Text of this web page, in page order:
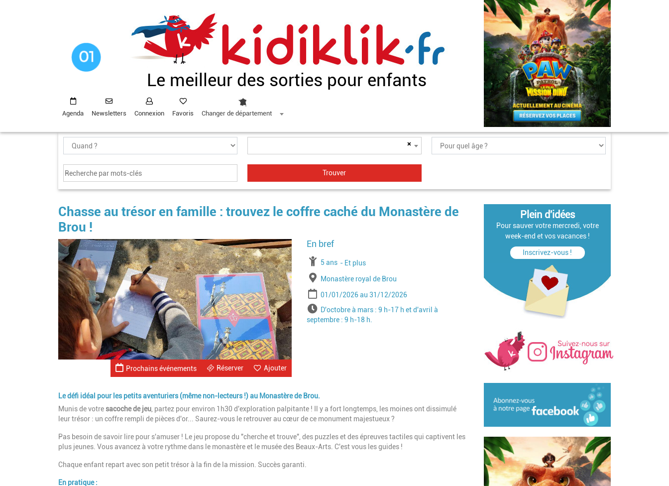
Le meilleur des sorties pour enfants
Agenda Newsletters Connexion Favoris Changer de département
×
Chasse au trésor en famille : trouvez le coffre caché du Monastère de
Brou !
Image
Ajouter
Réserver
Prochains événements
À partir de
5 ans Jusqu'à l'age de
Et plus
Lieu
Monastère royal de Brou
Période
Date de début
01/01/2026 Date de fin
31/12/2026
HorairesD'octobre à mars : 9 h-17 h et d'avril à
septembre : 9 h-18 h.
Le défi idéal pour les petits aventuriers (même non-lecteurs !) au Monastère de Brou.
Munis de votresacoche de jeu , partez pour environ 1h30 d'exploration palpitante ! Il y a fort longtemps, les moines ont dissimulé
leur trésor : un coffre rempli de pièces d'or... Saurez-vous le retrouver au cœur de ce monument majestueux ?
Pas besoin de savoir lire pour s'amuser ! Le jeu propose du "cherche et trouve", des puzzles et des épreuves tactiles qui captivent les
plus jeunes. Vous avancez à votre rythme dans le monastère et le musée des Beaux-Arts. C'est vous les guides !
Chaque enfant repart avec son petit trésor à la fin de la mission. Succès garanti.
En pratique :
Plein d'idées
Pour sauver votre mercredi, votre
week-end et vos vacances !
Inscrivez-vous !